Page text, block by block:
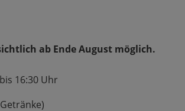
ab Ende August möglich.
16:30 Uhr